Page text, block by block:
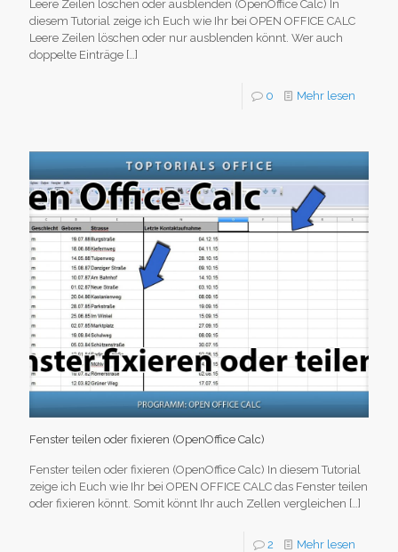
Leere Zeilen löschen oder ausblenden (OpenOffice Calc) In
diesem Tutorial zeige ich Euch wie Ihr bei OPEN OFFICE CALC
Leere Zeilen löschen oder nur ausblenden könnt. Wer auch
doppelte Einträge […]
0 Mehr lesen
Fenster teilen oder fixieren (OpenOffice Calc)
Fenster teilen oder fixieren (OpenOffice Calc) In diesem Tutorial
zeige ich Euch wie Ihr bei OPEN OFFICE CALC das Fenster teilen
oder fixieren könnt. Somit könnt Ihr auch Zellen vergleichen […]
2 Mehr lesen